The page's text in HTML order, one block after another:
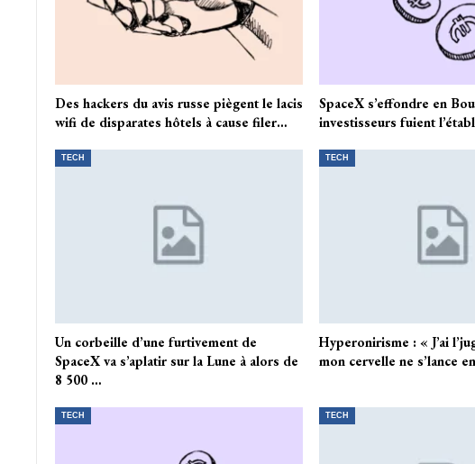
Des hackers du avis russe piègent le lacis
wifi de disparates hôtels à cause filer…
SpaceX s’effondre en
investisseurs fuient
TECH
Un corbeille d’une furtivement de
SpaceX va s’aplatir sur la Lune à alors de
8 500 …
TECH
Hyperonirisme : « J’ai
mon cervelle ne s’lance
TECH TECH